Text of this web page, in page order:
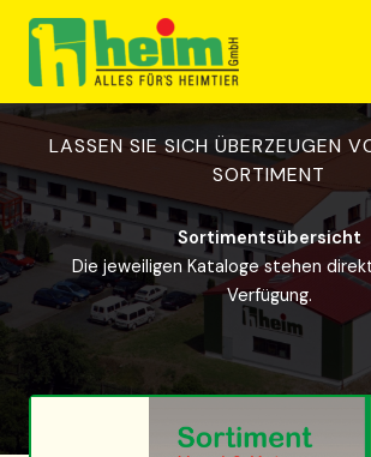
Zum
Inhalt
springen
LASSEN SIE SICH ÜBERZEUGEN
SORTIMENT
Sortimentsübersicht
Die jeweiligen Kataloge stehen
Verfügung.